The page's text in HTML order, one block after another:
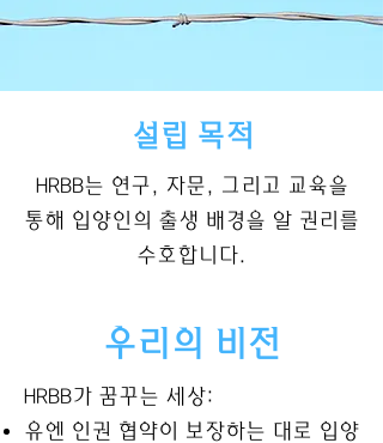
설립 목적
HRBB는 연구, 자문, 그리고 교육을
통해 입양인의 출생 배경을 알 권리를
수호합니다.
우리의 비전
HRBB가 꿈꾸는 세상:
유엔 인권 협약이 보장하는 대로 입양